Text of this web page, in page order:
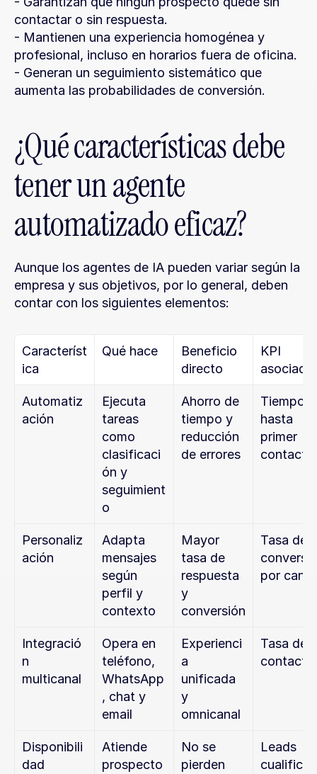
contactar o sin respuesta.
- Mantienen una experiencia homogénea y
profesional, incluso en horarios fuera de oficina.
- Generan un seguimiento sistemático que
aumenta las probabilidades de conversión.
¿Qué características debe
tener un agente
automatizado eficaz?
Aunque los agentes de IA pueden variar según la
empresa y sus objetivos, por lo general, deben
contar con los siguientes elementos:
Característ
ica
Qué hace
Beneficio
directo
KPI
asociado
Automatiz
ación
Ejecuta
tareas
como
clasificaci
ón y
seguimient
o
Ahorro de
tiempo y
reducción
de errores
Tiempo
hasta
primer
contacto
Personaliz
ación
Adapta
mensajes
según
perfil y
contexto
Mayor
tasa de
respuesta
y
conversión
Tasa de
por canal
Integració
n
multicanal
Opera en
teléfono,
WhatsApp
, chat y
email
Experienci
a
unificada
y
omnicanal
Tasa de
contacto
Disponibili
dad
Atiende
prospecto
No se
pierden
Leads
cualificad